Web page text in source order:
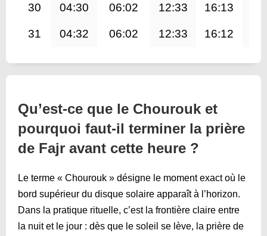
30 04:30 06:02 12:33 16:13
31 04:32 06:02 12:33 16:12
Qu’est-ce que le Chourouk et
pourquoi faut-il terminer la prière
de Fajr avant cette heure ?
Le terme « Chourouk » désigne le moment exact où le
bord supérieur du disque solaire apparaît à l’horizon.
Dans la pratique rituelle, c’est la frontière claire entre
la nuit et le jour : dès que le soleil se lève, la prière de